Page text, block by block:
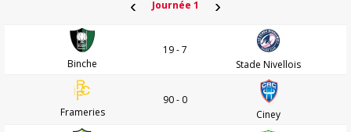
‹ Journée 1 ›
Binche
19 - 7
Stade Nivellois
Frameries
90 - 0
Ciney